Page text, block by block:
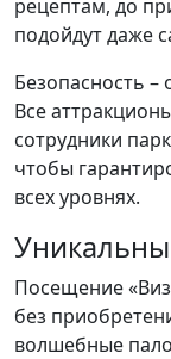
рецептам, до
подойдут даже
Безопасность –
Все
сотрудники
чтобы
всех уровнях.
Посещение
без
волшебные